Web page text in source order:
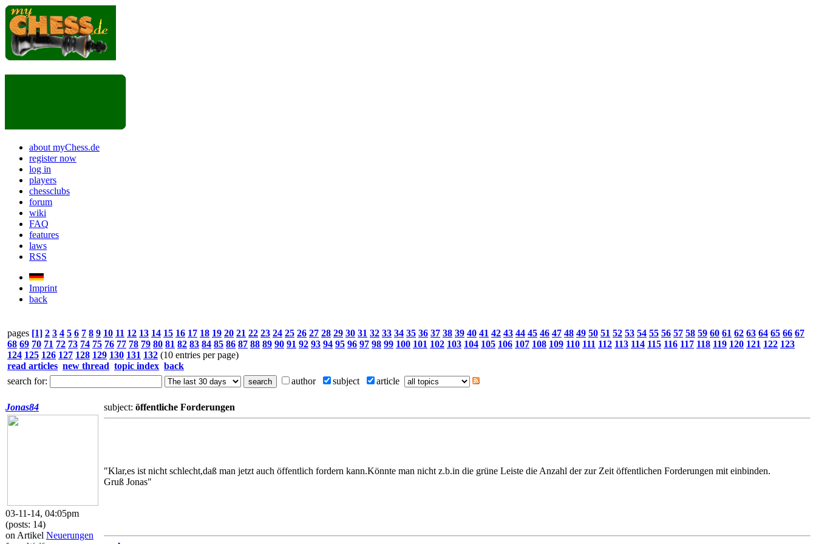
about myChess.de
register now
log in
players
chessclubs
forum
wiki
FAQ
features
laws
RSS
Imprint
back
pages [1] 2 3 4 5 6 7 8 9 10 11 12 13 14 15 16 17 18 19 20 21 22 23 24 25 26 27 28 29 30 31 32 33 34 35 36 37 38 39 40 41 42 43 44 45 46 47 48 49 50 51 52 53 54 55 56 57 58 59 60 61 62 63 64 65 66 67
68 69 70 71 72 73 74 75 76 77 78 79 80 81 82 83 84 85 86 87 88 89 90 91 92 93 94 95 96 97 98 99 100 101 102 103 104 105 106 107 108 109 110 111 112 113 114 115 116 117 118 119 120 121 122 123
124 125 126 127 128 129 130 131 132 (10 entries per page)
read articles new thread topic index back
search for:
author subject article
Jonas84
03-11-14, 04:05pm
(posts: 14)
on Artikel Neuerungen
subject: öffentliche Forderungen
"Klar,es ist nicht schlecht,daß man jetzt auch öffentlich fordern kann.Könnte man nicht z.b.in die grüne Leiste die Anzahl der zur Zeit öffentlichen Forderungen mit einbinden.
Gruß Jonas"